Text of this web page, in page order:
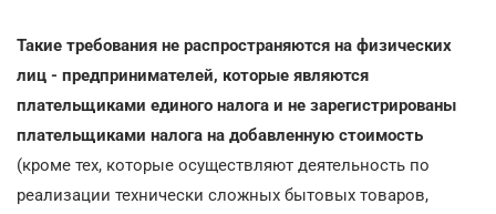
Такие требования не распространяются на физических
лиц - предпринимателей, которые являются
плательщиками единого налога и не зарегистрированы
плательщиками налога на добавленную стоимость
(кроме тех, которые осуществляют деятельность по
реализации технически сложных бытовых товаров,